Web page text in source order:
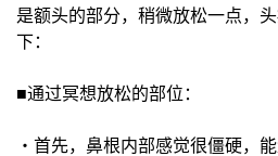
是额头的部分，稍微放松一点，
下：
■通过冥想放松的部位：
・首先，鼻根内部感觉很僵硬，